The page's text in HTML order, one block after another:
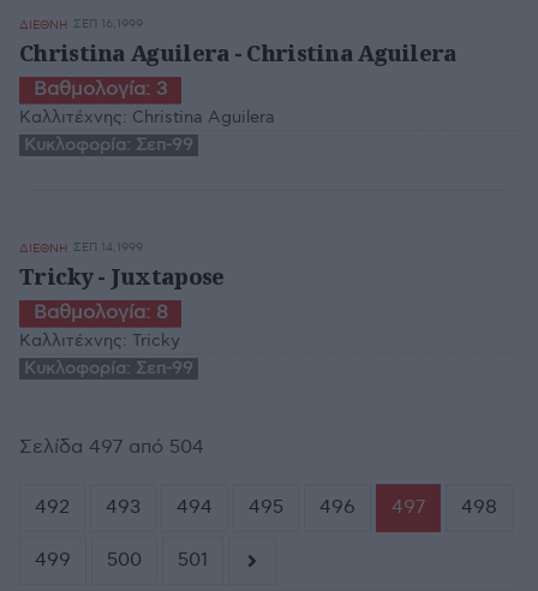
ΔΙΕΘΝΗ ΣΕΠ 16,1999
Christina Aguilera - Christina Aguilera
Βαθμολογία: 3
Καλλιτέχνης: Christina Aguilera
Κυκλοφορία: Σεπ-99
ΔΙΕΘΝΗ ΣΕΠ 14,1999
Tricky - Juxtapose
Βαθμολογία: 8
Καλλιτέχνης: Tricky
Κυκλοφορία: Σεπ-99
Σελίδα 497 από 504
492 493 494 495 496 497 498
499 500 501